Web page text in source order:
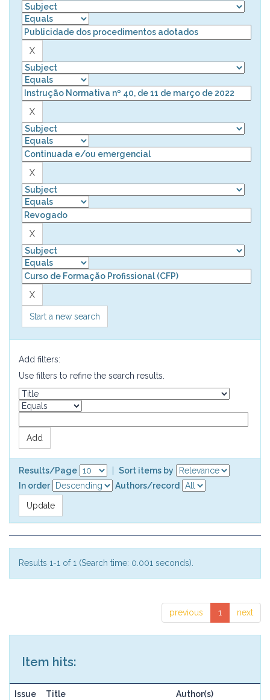
Start a new search
Add filters:
Use filters to refine the search results.
Results/Page
Sort items by
In order
Authors/record
Results 1-1 of 1 (Search time: 0.001 seconds).
previous 1 next
Item hits:
Issue Title Author(s)